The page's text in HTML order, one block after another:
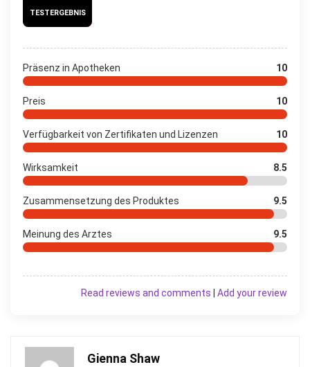
TESTERGEBNIS
Präsenz in Apotheken 10
Preis 10
Verfügbarkeit von Zertifikaten und Lizenzen 10
Wirksamkeit 8.5
Zusammensetzung des Produktes 9.5
Meinung des Arztes 9.5
Add your review
Read reviews and comments
Gienna Shaw